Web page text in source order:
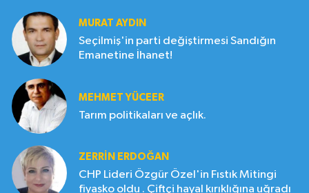
MURAT AYDIN
Seçilmiş'in parti değiştirmesi Sandığın
Emanetine İhanet!
MEHMET YÜCEER
Tarım politikaları ve açlık.
ZERRIN ERDOĞAN
CHP Lideri Özgür Özel'in Fıstık Mitingi
fiyasko oldu . Çiftçi hayal kırıklığına uğradı